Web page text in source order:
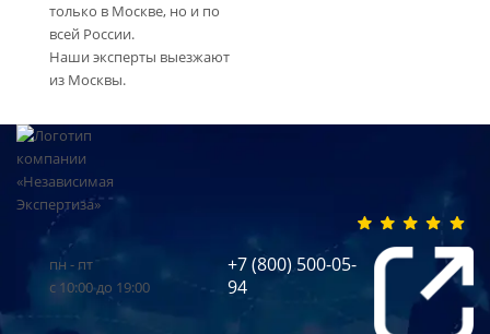
только в Москве, но и по
всей России.
Наши эксперты выезжают
из Москвы.
пн - пт
с 10:00 до 19:00
+7 (800) 500-05-
94